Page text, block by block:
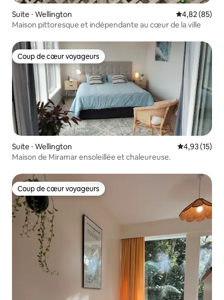
Suite ⋅ Wellington Évaluation
4,82 (85)
Maison pittoresque et indépendante au cœur de la ville
Coup de cœur voyageurs
Coup de cœur voyageurs
Suite ⋅ Wellington Évaluation
4,93 (15)
Maison de Miramar ensoleillée et chaleureuse.
Coup de cœur voyageurs
Coup de cœur voyageurs